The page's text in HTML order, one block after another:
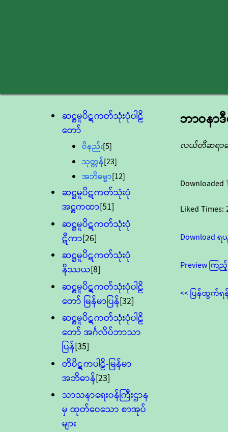
ဆဋ္ဌမူပိဋကတ်သုံးပုံပါဠိ
တော်
ဝိနည်း[5]
သုတ္တန်[23]
အဘိဓမ္မာ[12]
ဆဋ္ဌမူပိဋကတ်သုံးပုံ
အဋ္ဌကထာ[51]
ဆဋ္ဌမူပိဋကတ်သုံးပုံ
ဋီကာ[26]
ဆဋ္ဌမူပိဋကတ်သုံးပုံ
နိဿယ[8]
ဆဋ္ဌမူပိဋကတ်သုံးပုံပါဠိ
တော် မြန်မာပြန်[32]
ဆဋ္ဌမူပိဋကတ်သုံးပုံပါဠိ
တော် အင်္ဂလိပ်ဘာသာ
ပြန်[35]
တိပိဋကပါဠိ-မြန်မာ
အဘိဓာန်[23]
သာသနာရေး၀န်ကြီးဌာန
မှ ထုတ်ဝေသော စာအုပ်
များ
ဘာဝနာ
လယ်တီဆရာ
Downloaded
Liked Times:
Download
Preview ကြ
<< ပြန်ထွက်ရ